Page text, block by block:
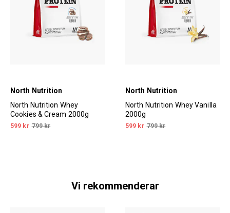
North Nutrition
North Nutrition Whey
Cookies & Cream 2000g
599 kr 799 kr
North Nutrition
North Nutrition Whey Vanilla
2000g
599 kr 799 kr
Vi rekommenderar